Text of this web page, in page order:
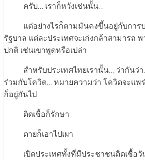
ครับ… เราก็หวังเช่นนั้น…
แต่อย่างไรก็ตามมันคงขึ้นอยู่กับการบ
รัฐบาล แต่ละประเทศจะเก่งกล้าสามารถ พ
ปกติ เช่นเขาพูดหรือเปล่า
สำหรับประเทศไทยเรานั้น… ว่ากันว่า
ร่วมกับโควิด… หมายความว่า โควิดจะแพ
ก็อยู่กันไป
ติดเชื้อก็รักษา
ตายก็เอาไปเผา
เปิดประเทศทั้งที่มีประชาชนติดเชื้อวั